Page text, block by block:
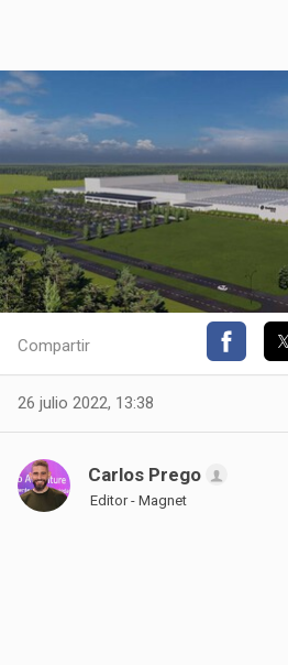
Compartir
26 julio 2022, 13:38
Carlos Prego
Editor - Magnet